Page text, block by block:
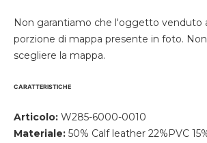
Non garantiamo che l'oggetto venduto
porzione di mappa presente in foto.
scegliere la mappa.
CARATTERISTICHE
Articolo: W285-6000-0010
Materiale: 50% Calf leather 22%PVC